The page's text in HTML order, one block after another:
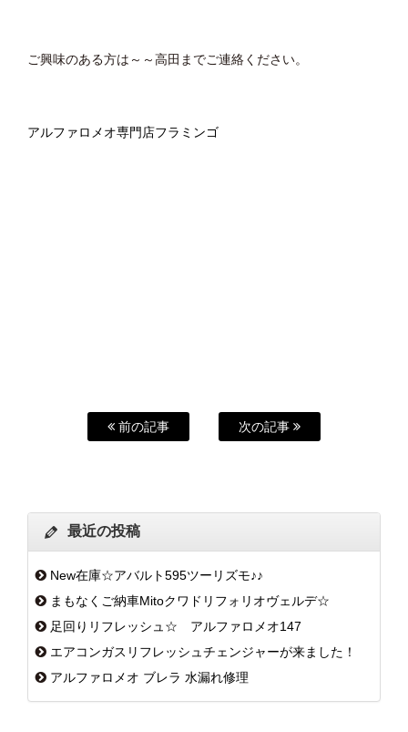
ご興味のある方は～～高田までご連絡ください。
アルファロメオ専門店フラミンゴ
前の記事 次の記事
最近の投稿
New在庫☆アバルト595ツーリズモ♪♪
まもなくご納車Mitoクワドリフォリオヴェルデ☆
足回りリフレッシュ☆ アルファロメオ147
エアコンガスリフレッシュチェンジャーが来ました！
アルファロメオ ブレラ 水漏れ修理